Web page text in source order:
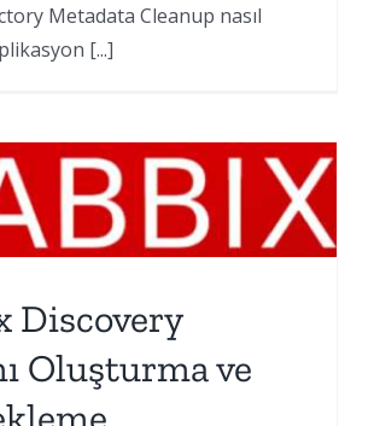
Metadata Cleanup nasıl
[...]
Discovery
Oluşturma ve